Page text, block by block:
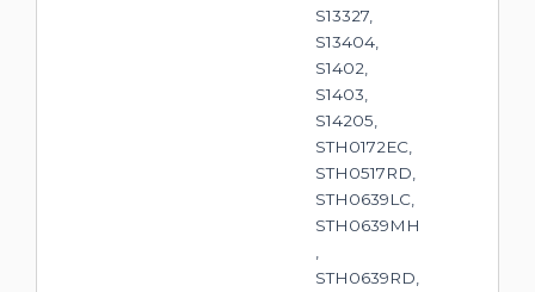
S13327,
S13404,
S1402,
S1403,
S14205,
STH0172EC,
STH0517RD,
STH0639LC,
STH0639MH
STH0639RD,